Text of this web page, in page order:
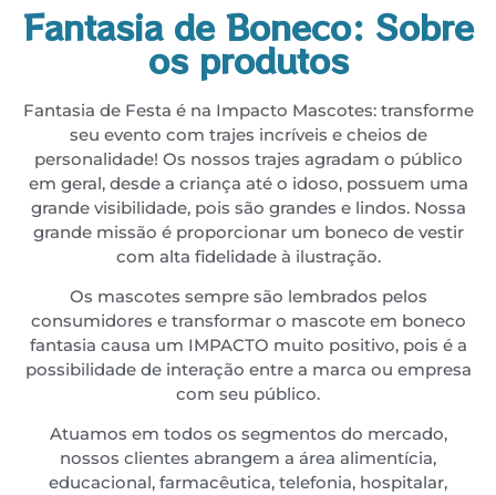
Fantasia de Boneco: Sobre
os produtos
Fantasia de Festa é na Impacto Mascotes: transforme
seu evento com trajes incríveis e cheios de
personalidade! Os nossos trajes agradam o público
em geral, desde a criança até o idoso, possuem uma
grande visibilidade, pois são grandes e lindos. Nossa
grande missão é proporcionar um boneco de vestir
com alta fidelidade à ilustração.
Os mascotes sempre são lembrados pelos
consumidores e transformar o mascote em boneco
fantasia causa um IMPACTO muito positivo, pois é a
possibilidade de interação entre a marca ou empresa
com seu público.
Atuamos em todos os segmentos do mercado,
nossos clientes abrangem a área alimentícia,
educacional, farmacêutica, telefonia, hospitalar,